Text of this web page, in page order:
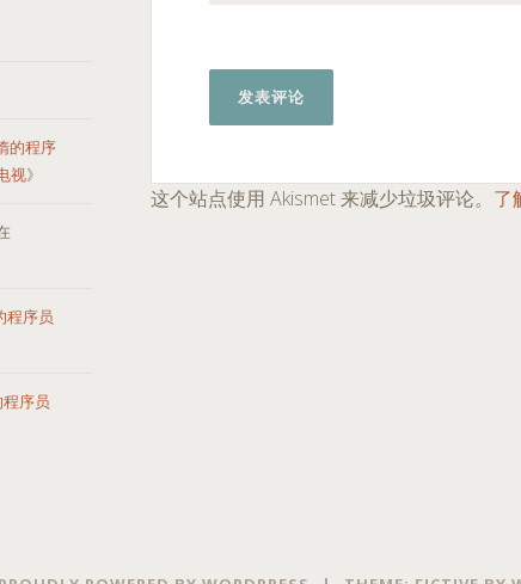
的程序
视》
程序员
序员
这个站点使用 Akismet 来减少垃圾评论。 了